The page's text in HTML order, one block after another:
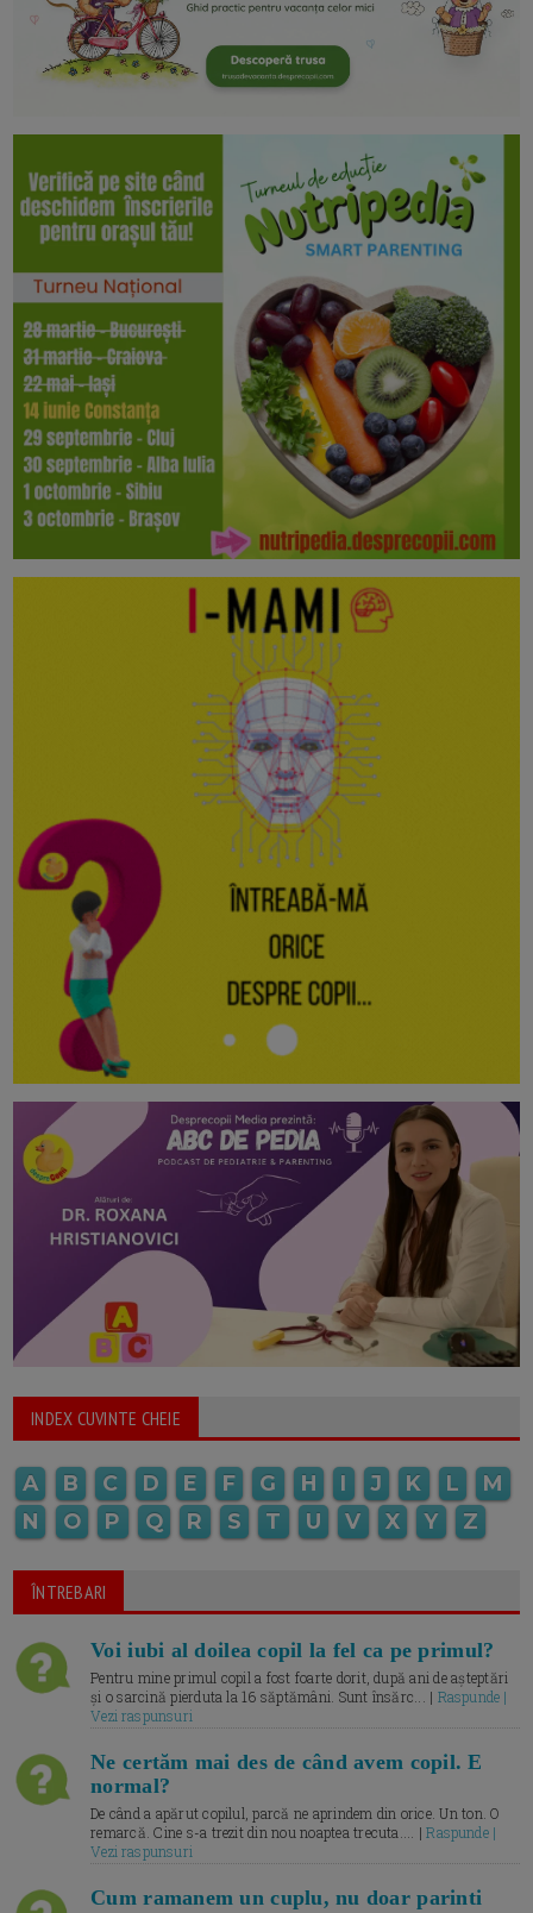
INDEX CUVINTE CHEIE
A B C D E F G H I J K L
M
N
O P Q R S T U V X Y Z
ÎNTREBARI
Voi iubi al doilea copil la fel ca pe primul?
Pentru mine primul copil a fost foarte dorit, după ani de așteptări
și o sarcină pierduta la 16 săptămâni. Sunt însărc... | Raspunde |
Vezi raspunsuri
Ne certăm mai des de când avem copil. E
normal?
De când a apărut copilul, parcă ne aprindem din orice. Un ton. O
remarcă. Cine s-a trezit din nou noaptea trecuta.... |Raspunde |
Vezi raspunsuri
Cum ramanem un cuplu, nu doar parinti